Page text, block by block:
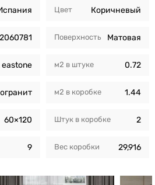
eastone
60×120
9
Цвет Коричневый
Поверхность Матовая
м2 в штуке 0.72
м2 в коробкe 1.44
Штук в коробкe 2
Вес коробки 29,916